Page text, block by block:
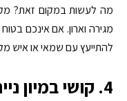
מה לעשות במקום זאת?
מגירה וארון. אם אינכם
להתייעץ עם שמאי או איש
4. קושי במיון